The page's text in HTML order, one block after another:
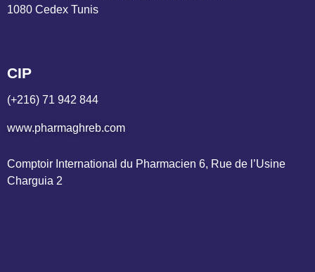
1080 Cedex Tunis
CIP
(+216) 71 942 844
www.pharmaghreb.com
Comptoir International du Pharmacien 6, Rue de l’Usine
Charguia 2